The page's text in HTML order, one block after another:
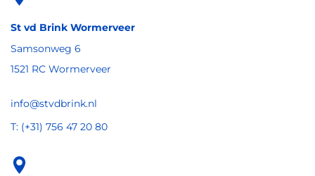
St vd Brink Wormerveer
Samsonweg 6
1521 RC Wormerveer
info@stvdbrink.nl
T: (+31) 756 47 20 80